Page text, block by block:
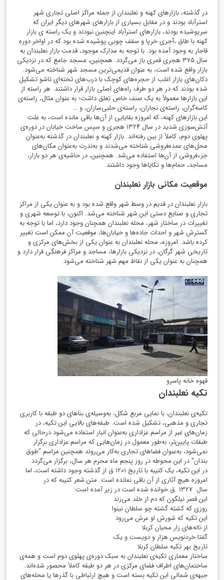
در گذشته، بازارهای کهنه و نعلبندان از جمله مراکز اصلی تجاری شهر
استرآباد بودند و در مقابل بسیاری از بازارهای شهرهای دیگر ایران که
سرپوشیده بودند، بازارهای استرآباد اینچنین نبودند و یک راسته ی بازار
کهنه با طاق ،آجری خرپا و سقف چوبی پوشیده شده بود که در اواخر دوره
قاجار به وجود آمده بود. با توجه به مدارک موجود، قدمت بازار نعلبندان به
سال۳۷۵ هجری قمری باز می‌گردد. همچنین، مسجد جامع که در نزدیکی
بازار واقع شده است، به عنوان قدیمی‌ترین مسجد شهر شناخته می‌شود.
دکان‌های بازار اغلب از حجره‌های کوچک با درب‌های تخته‌ای تاشو تشکیل
شده بودند که در هر دو طرف راه‌های اصلی بازار قرار داشتند. هر راسته از
این بازارها معمولاً به یک صنف خاص تعلق داشت؛ به عنوان مثال، راسته‌ی
کاسه‌گران، راسته‌ی نجاران، راسته‌ی حلبی‌سازان، و …
این بازارهای کهنه، که امروزه بقایایی از آن‌ها باقی مانده است، به علت
آتش‌سوزی شدید در سال۱۳۲۴ هجری و سپس ساخت خیابان‌ در دوره‌ی
پهلوی دوم، کاملاً از بین رفته‌اند. بازار کهنه و نعلبندان در گذشته به‌عنوان
محل‌های عمده‌فروشی شناخته می‌شدند و به‌ندرت به‌عنوان مکان‌های
جزء‌فروشی از آن‌ها استفاده می‌شد. همچنین، در حاشیه‌ی هر دو بازار،
مساجد، حمام‌ها و تکایاها وجود داشتند.
موقعیت مکانی بازار نعلبندان
بازار نعلبندان در قدیم در وسط شهر واقع شده بود و به عنوان یکی از مراکز
تجاری و صنایع دستی این شهر شناخته می‌شد. اکنون، با توسعه شهری و
تغییرات در ساختار شهر، محله نعلبندان همچنان وجود دارد، اما با توجه به
گسترش شهر و احداث جاده‌ها و خیابان‌ها، موقعیت آن ممکن است تغییر
کرده باشد. امروزه، محله نعلبندان به عنوان یکی از بخش‌های مرکزی و
تاریخی شهر گرگان، در نزدیکی بازارها، مساجد و مراکز فرهنگی قرار دارد و
همچنان به عنوان یکی از نقاط مهم شهر شناخته می‌شود.
قهوه خانه پاسرو
تکیه نعلبندان
تکیه‌ی نعلبندان، با نمایی مربع شکل، به‌وسیله‌ی بناهای دو طبقه با کاربری
تجاری و مذهبی، تشکیل شده است. طبقه‌های بالایی این تکیه، در
زمان‌های غیر از مراسم عزاداری به‌عنوان انبار استفاده می‌شود درحالی که
طبقات پایین‌تر، به‌طور معمول در زمان‌هایی که مراسم عزاداری برگزار
نمی‌شود، به‌عنوان فضاهای تجاری به‌کار می‌روند همچنین مراسم “طوق
بندان” در این محوطه در روز پنجم ماه محرم هر سال، برگزار می‌گردد.
در این تکیه، یک کتیبه با تاریخ ۱۲۰۱ ق از گذشته وجود داشته است، اما
امروزه هیچ آثاری از آن باقی نمانده است. متن شعر کتیبه که در
سال 1327 ق خوانده شده است در زیر آمده است:
این قصر نیلگون که دم از خلد می‌زند
روزی که کشته گشته چو سلطان نینوا
این تکیه که شورش او عرش می‌رود
از ناله‌های زار محبان کربلا
گفتا خردنویس هزار و دویست و یک
تاریخ بهر تکیه سلطان کربلا
ساختار معماری تکیه‌ی نعلبندان به سبک دوره‌ی پهلوی دوم است و همه‌ی
ساختمان‌های اطراف فضای مرکزی در هر دو طبقه کاملاً محصور شده‌اند.
جبهه‌ی شمالی این تکیه بسته است و هیچ ارتباطی با گذرها یا محله‌های